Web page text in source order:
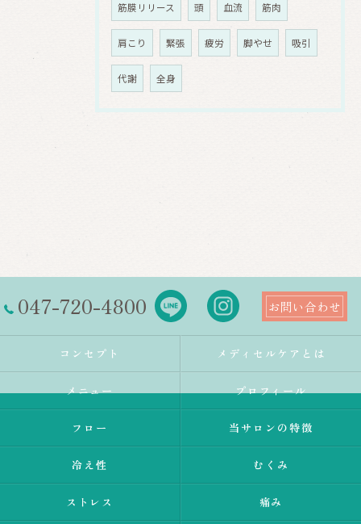
筋膜リリース 頭 血流 筋肉
肩こり 緊張 疲労 脚やせ 吸引
代謝 全身
047-720-4800 お問い合わせ
コンセプト メディセルケアとは
メニュー プロフィール
フロー 当サロンの特徴
冷え性 むくみ
ストレス 痛み